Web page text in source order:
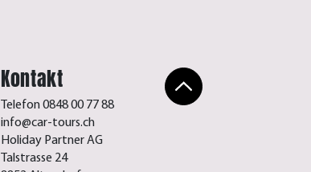
Kontakt
Telefon 0848 00 77 88
info@car-tours.ch
Holiday Partner AG
Talstrasse 24